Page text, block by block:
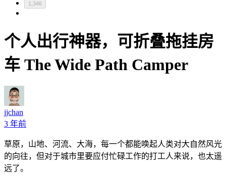
1,346
个人出行神器，可折叠拖挂房
车 The Wide Path Camper
jjchan
3 年前
草原，山地、河流、大海，每一个都能唤起人类对大自然风光
的向往，但对于城市里要应付忙碌工作的打工人来说，也太遥
远了。